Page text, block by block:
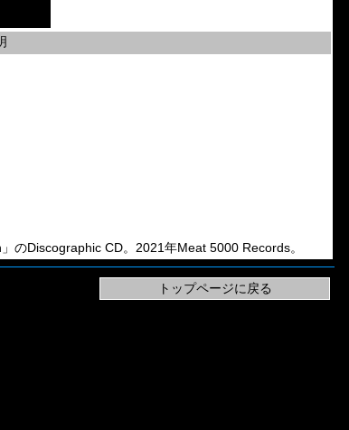
のDiscographic CD。2021年Meat 5000 Records。